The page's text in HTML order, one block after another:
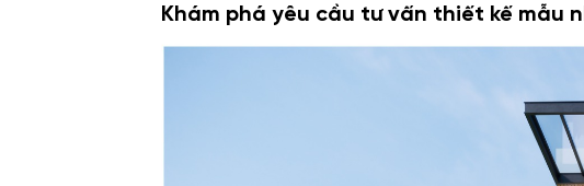
Khám phá yêu cầu tư vấn thiết kế mẫu